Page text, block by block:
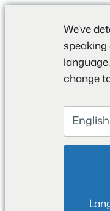
We've
speaking
change
English